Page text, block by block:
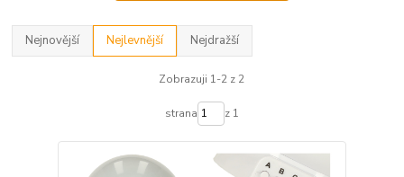
Nejnovější Nejlevnější Nejdražší
Zobrazuji 1-2 z 2
strana z 1